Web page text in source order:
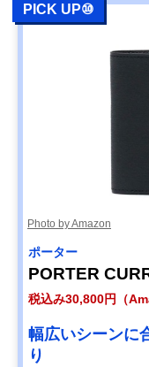
PICK UP⑩
Photo by Amazon
ポーター
PORTER
税込み30,800円（
幅広いシーンに
り